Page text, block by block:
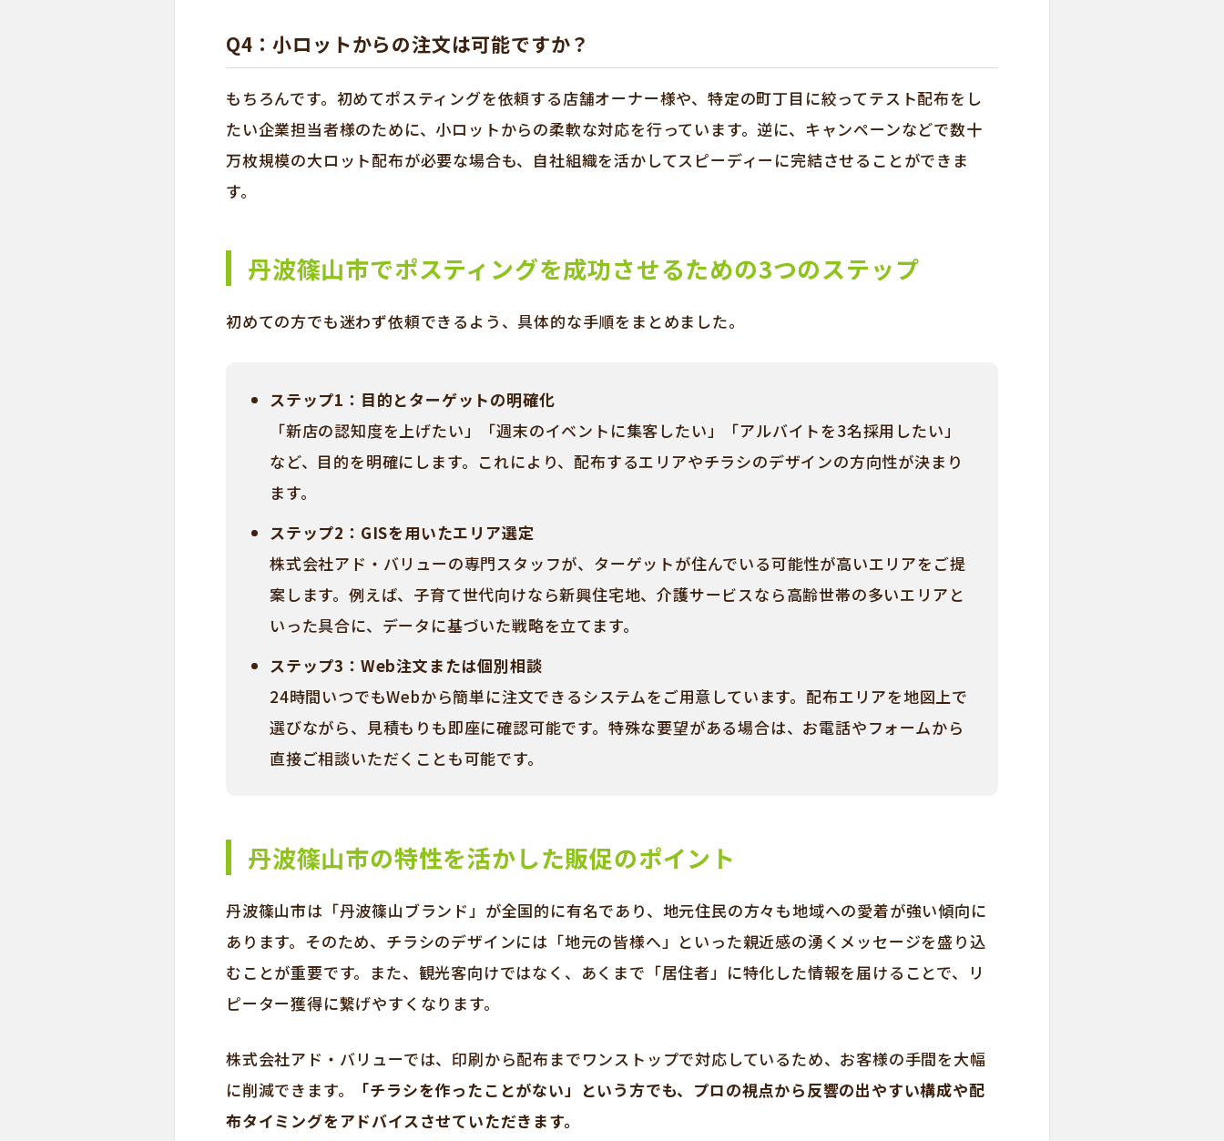
Q4：小ロットからの注文は可能ですか？
もちろんです。初めてポスティングを依頼する店舗オーナー様や、特定の町丁目に絞ってテスト配布をし
たい企業担当者様のために、小ロットからの柔軟な対応を行っています。逆に、キャンペーンなどで数十
万枚規模の大ロット配布が必要な場合も、自社組織を活かしてスピーディーに完結させることができま
す。
丹波篠山市でポスティングを成功させるための3つのステップ
初めての方でも迷わず依頼できるよう、具体的な手順をまとめました。
ステップ1：目的とターゲットの明確化
「新店の認知度を上げたい」「週末のイベントに集客したい」「アルバイトを3名採用したい」
など、目的を明確にします。これにより、配布するエリアやチラシのデザインの方向性が決まり
ます。
ステップ2：GISを用いたエリア選定
株式会社アド・バリューの専門スタッフが、ターゲットが住んでいる可能性が高いエリアをご提
案します。例えば、子育て世代向けなら新興住宅地、介護サービスなら高齢世帯の多いエリアと
いった具合に、データに基づいた戦略を立てます。
ステップ3：Web注文または個別相談
24時間いつでもWebから簡単に注文できるシステムをご用意しています。配布エリアを地図上で
選びながら、見積もりも即座に確認可能です。特殊な要望がある場合は、お電話やフォームから
直接ご相談いただくことも可能です。
丹波篠山市の特性を活かした販促のポイント
丹波篠山市は「丹波篠山ブランド」が全国的に有名であり、地元住民の方々も地域への愛着が強い傾向に
あります。そのため、チラシのデザインには「地元の皆様へ」といった親近感の湧くメッセージを盛り込
むことが重要です。また、観光客向けではなく、あくまで「居住者」に特化した情報を届けることで、リ
ピーター獲得に繋げやすくなります。
株式会社アド・バリューでは、印刷から配布までワンストップで対応しているため、お客様の手間を大幅
に削減できます。
「チラシを作ったことがない」という方でも、プロの視点から反響の出やすい構成や配
布タイミングをアドバイスさせていただきます。